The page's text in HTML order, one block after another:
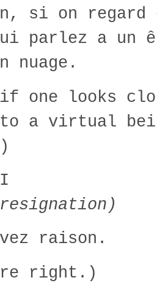
si on
parlez a
nuage.
one looks
a virtual
raison.
right.)